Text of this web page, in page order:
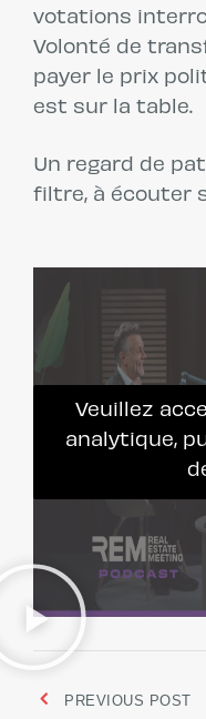
votations
Volonté de
payer le prix
est sur la table.
Un regard de
filtre, à écouter
Veuillez
analytique,
PREVIOUS POST